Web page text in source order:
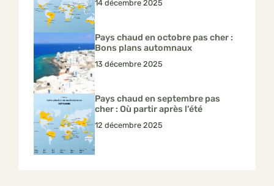
14 décembre 2025
Pays chaud en octobre pas cher :
Bons plans automnaux
13 décembre 2025
Pays chaud en septembre pas
cher : Où partir après l’été
12 décembre 2025